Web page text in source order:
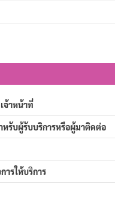
จ้าหน้าที่
รับผู้รับบริการหรือผู้มาติดต่อ
ารให้บริการ